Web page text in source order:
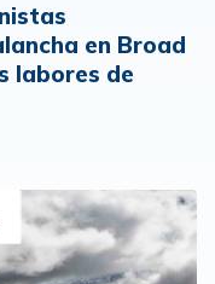
en Broad
labores de